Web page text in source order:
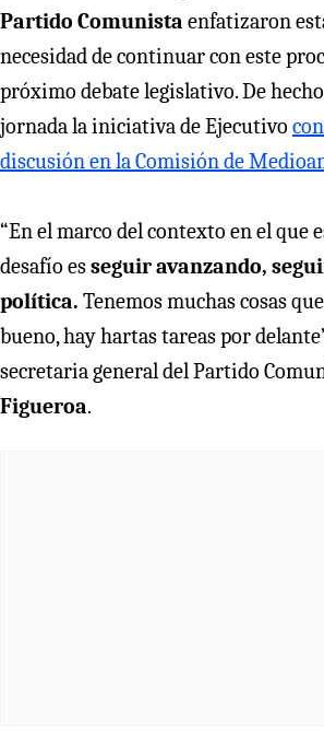
Partido Comunista enfatizaron
necesidad de continuar con este
próximo debate legislativo. De
jornada la iniciativa de Ejecutivo
discusión en la Comisión de
“En el marco del contexto en el que
desafío esseguir avanzando,
política. Tenemos muchas cosas
bueno, hay hartas tareas por
secretaria general del Partido
Figueroa.